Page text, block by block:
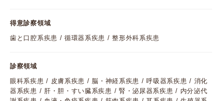
得意診察領域
歯と口腔系疾患 / 循環器系疾患 / 整形外科系疾患
診察領域
眼科系疾患 / 皮膚系疾患 / 脳・神経系疾患 / 呼吸器系疾患 / 消化
器系疾患 / 肝・胆・すい臓系疾患 / 腎・泌尿器系疾患 / 内分泌代